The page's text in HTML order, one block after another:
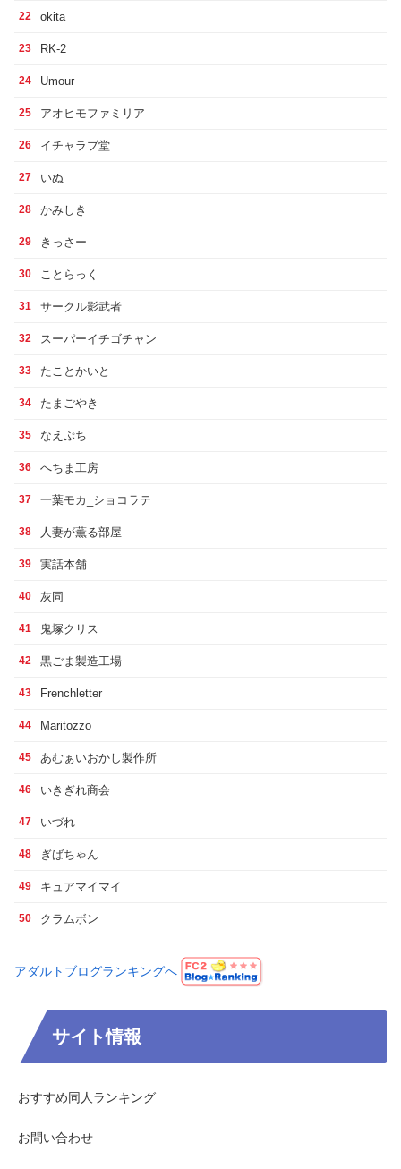
22 okita
23 RK-2
24 Umour
25 アオヒモファミリア
26 イチャラブ堂
27 いぬ
28 かみしき
29 きっさー
30 ことらっく
31 サークル影武者
32 スーパーイチゴチャン
33 たことかいと
34 たまごやき
35 なえぷち
36 へちま工房
37 一葉モカ_ショコラテ
38 人妻が薫る部屋
39 実話本舗
40 灰同
41 鬼塚クリス
42 黒ごま製造工場
43 Frenchletter
44 Maritozzo
45 あむぁいおかし製作所
46 いきぎれ商会
47 いづれ
48 ぎばちゃん
49 キュアマイマイ
50 クラムボン
アダルトブログランキングへ
サイト情報
おすすめ同人ランキング
お問い合わせ